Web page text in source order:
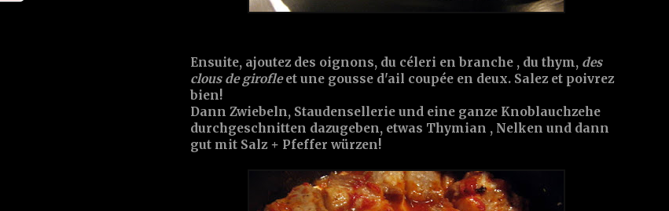
Ensuite, ajoutez des oignons, du céleri en branche , du thym, des
clous de girofleet une gousse d'ail coupée en deux. Salezet poivrez
bien!
Dann Zwiebeln, Staudensellerie und eine ganze Knoblauchzehe
durchgeschnitten dazugeben, etwas Thymian , Nelken und dann
gut mit Salz + Pfeffer würzen!